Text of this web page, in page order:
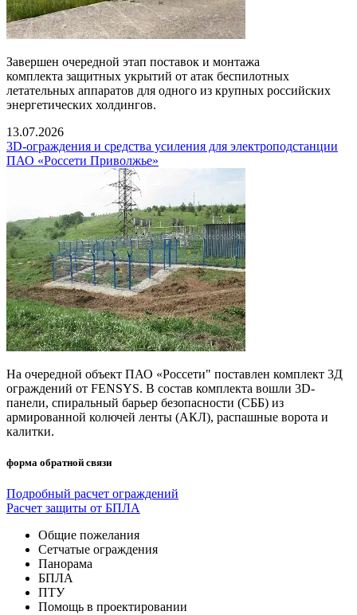
Завершен очередной этап поставок и монтажа
комплекта защитных укрытий от атак беспилотных
летательных аппаратов для одного из крупных российских
энергетических холдингов.
13.07.2026
3D-ограждения и средства усиления для электроподстанции
ПАО «Россети Приволжье»
На очередной объект ПАО «Россети" поставлен комплект 3Д
ограждений от FENSYS. В состав комплекта вошли 3D-
панели, спиральный барьер безопасности (СББ) из
армированной колючей ленты (АКЛ), распашные ворота и
калитки.
форма обратной связи
Подробный расчет ограждений
Расчет защиты от БПЛА
Общие пожелания
Сетчатые ограждения
Панорама
БПЛА
ПТУ
Помощь в проектировании